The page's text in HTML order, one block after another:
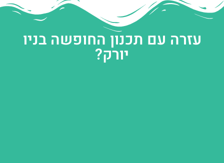
עזרה עם תכנון החופשה בניו
יורק?